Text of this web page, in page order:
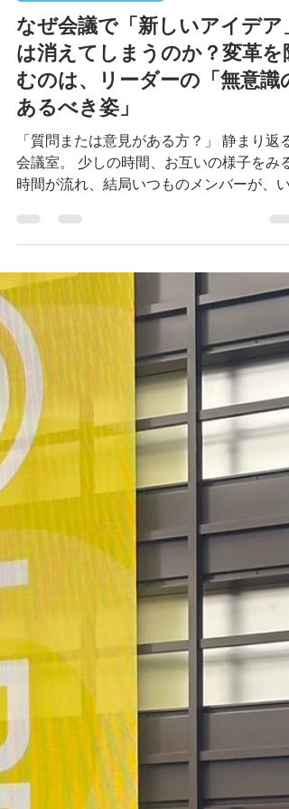
現場力向上｜事例紹介
なぜ会議で「新しいアイデア
は消えてしまうのか？変革を
むのは、リーダーの「無意識の
あるべき姿」
「質問または意見がある方？」 静まり返る
会議室。 少しの時間、お互いの様子をみる
時間が流れ、結局いつものメンバーが、い
がないわけでも、創造性がないわけでもあ
ません。 原因の多くは、リーダーシップの
スタイルと、メンバーの特性が「噛み合っ
いない」ことにあります。そしてそれを見
けるほど、リーダー上司が育成に長けてい
い場合、リーダー本人は「自分に資質はな
のではないか」と悩み 企業は「うちには人
材がいない」と課題感を感じることになり
す。このような現場を数多くみてきました
変化の激しい現代、会社が変革を遂げるた
に必要なのは、「一律のリーダー像」を追
求めることではなく、リーダーが自身のス
イルを理解し、現場に合わせて最適化する
とです。 ⚫︎ 「正しいリーダーシップ」とい
う幻想を捨てる かつては、強力な牽引力で
グイグイ引っ張るリーダーが理想とされま
た。しかし、多様性が重視される今は、そ
スタイルが逆にメンバーの口を封じてしま
こともあります。...